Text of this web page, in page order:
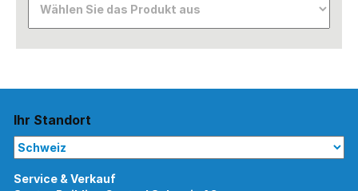
Ihr Standort
Service & Verkauf